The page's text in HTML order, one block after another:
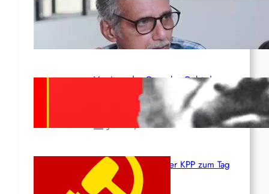
Indien: „Die Politik der
Kapitulation“ von K. Murali (Ajith)
Juli 1, 2026
Vorsitzender Gonzalo: Gebt das
Leben für die Partei und die
Juni 19, 2026
Beschluss des ZK der KPP zum Tag
des Heldentums